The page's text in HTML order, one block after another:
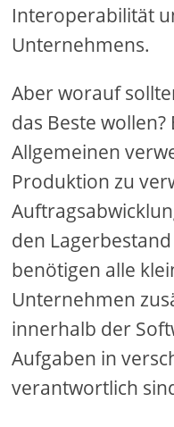
Interoperabilität
Unternehmens.
Aber worauf
das Beste wollen?
Allgemeinen
Produktion zu
den
benötigen alle
Unternehmen
innerhalb der
Aufgaben in
verantwortlich